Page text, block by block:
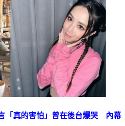
「真的害怕」曾在後台爆哭 內幕